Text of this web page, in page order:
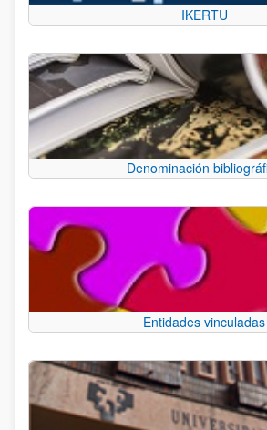
IKERTU
Denominación
Entidades vinculadas